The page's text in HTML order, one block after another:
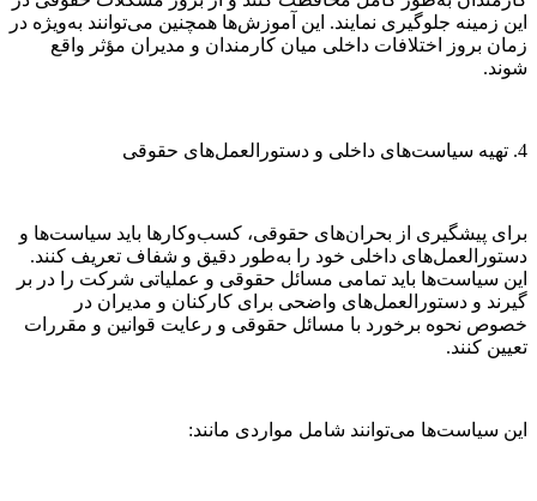
این زمینه جلوگیری نمایند. این آموزش‌ها همچنین می‌توانند به‌ویژه در
زمان بروز اختلافات داخلی میان کارمندان و مدیران مؤثر واقع
شوند.
4. تهیه سیاست‌های داخلی و دستورالعمل‌های حقوقی
برای پیشگیری از بحران‌های حقوقی، کسب‌وکارها باید سیاست‌ها و
دستورالعمل‌های داخلی خود را به‌طور دقیق و شفاف تعریف کنند.
این سیاست‌ها باید تمامی مسائل حقوقی و عملیاتی شرکت را در بر
گیرند و دستورالعمل‌های واضحی برای کارکنان و مدیران در
خصوص نحوه برخورد با مسائل حقوقی و رعایت قوانین و مقررات
تعیین کنند.
این سیاست‌ها می‌توانند شامل مواردی مانند: